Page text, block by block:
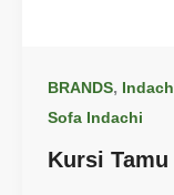
BRANDS,
Sofa Indachi
Kursi